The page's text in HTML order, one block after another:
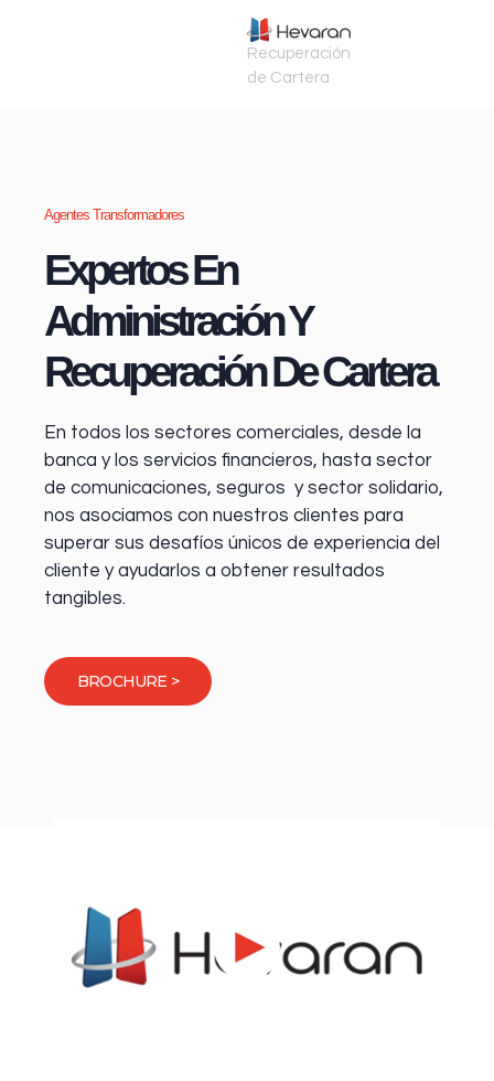
Recuperación
de Cartera
Agentes Transformadores
Expertos En
Administración Y
Recuperación De Cartera
En todos los sectores comerciales, desde la
banca y los servicios financieros, hasta sector
de comunicaciones, seguros y sector solidario,
nos asociamos con nuestros clientes para
superar sus desafíos únicos de experiencia del
cliente y ayudarlos a obtener resultados
tangibles.
BROCHURE >